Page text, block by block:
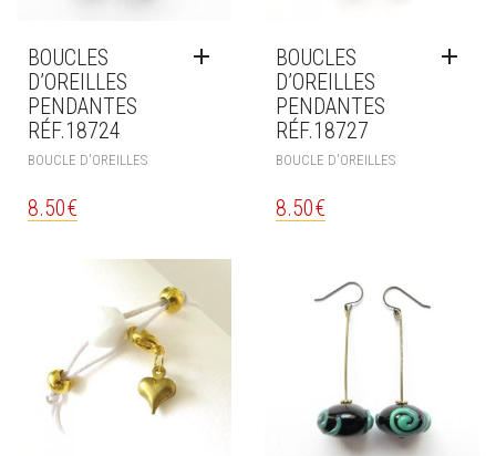
BOUCLES
D’OREILLES
PENDANTES
RÉF.18724
BOUCLE D'OREILLES
8.50€
BOUCLES
D’OREILLES
PENDANTES
RÉF.18727
BOUCLE D'OREILLES
8.50€